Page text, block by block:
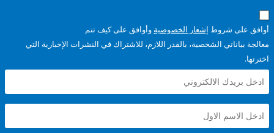
شروطإشعار الخصوصيةوأوافق على كيف تتم
الشخصية، بالقدر اللازم، للاشتراك في النشرات الإخبارية التي